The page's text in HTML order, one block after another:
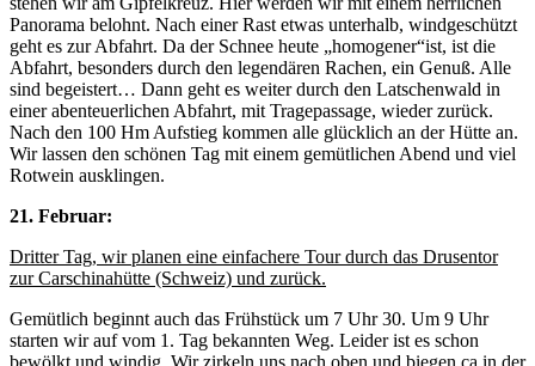
Panorama belohnt. Nach einer Rast etwas unterhalb, windgeschützt
geht es zur Abfahrt. Da der Schnee heute „homogener“ist, ist die
Abfahrt, besonders durch den legendären Rachen, ein Genuß. Alle
sind begeistert… Dann geht es weiter durch den Latschenwald in
einer abenteuerlichen Abfahrt, mit Tragepassage, wieder zurück.
Nach den 100 Hm Aufstieg kommen alle glücklich an der Hütte an.
Wir lassen den schönen Tag mit einem gemütlichen Abend und viel
Rotwein ausklingen.
21. Februar:
Dritter Tag, wir planen eine einfachere Tour durch das Drusentor
zur Carschinahütte (Schweiz) und zurück.
Gemütlich beginnt auch das Frühstück um 7 Uhr 30. Um 9 Uhr
starten wir auf vom 1. Tag bekannten Weg. Leider ist es schon
bewölkt und windig. Wir zirkeln uns nach oben und biegen ca in der